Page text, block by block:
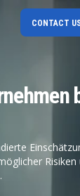
CONTACT